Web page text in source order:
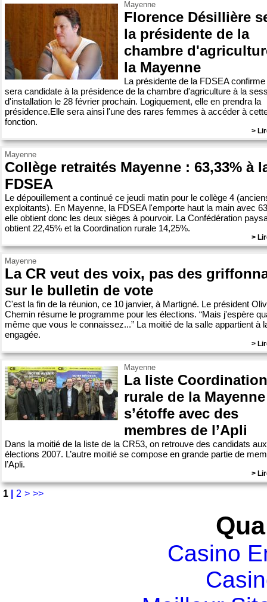
Mayenne
Florence Désillière
la présidente de la
chambre
la Mayenne
La présidente de la FDSEA
sera candidate à la présidence de la chambre d'agriculture à la
d'installation le 28 février prochain. Logiquement, elle en prendra la
présidence.Elle sera ainsi l'une des rares femmes à accéder à
fonction.
>
Mayenne
Collège retraités Mayenne : 63,33% à
FDSEA
Le dépouillement a continué ce jeudi matin pour le collège 4
exploitants). En Mayenne, la FDSEA l'emporte haut la main avec
elle obtient donc les deux sièges à pourvoir. La Confédération
obtient 22,45% et la Coordination rurale 14,25%.
>
Mayenne
La CR veut des voix, pas des
sur le bulletin de vote
C'est la fin de la réunion, ce 10 janvier, à Martigné. Le président
Chemin résume le programme pour les élections. “Mais j'espère
même que vous le connaissez...” La moitié de la salle appartient à
engagée.
>
Mayenne
La liste Coordination
rurale de la Mayenne
s’étoffe avec des
membres de l’Apli
Dans la moitié de la liste de la CR53, on retrouve des candidats aux
élections 2007. L’autre moitié se compose en grande partie de
l’Apli.
>
1 2 > >>
Casino